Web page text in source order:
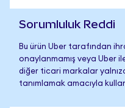
Sorumluluk Reddi
Bu ürün Uber tarafından
onaylanmamış veya Uber
diğer ticari markalar
tanımlamak amacıyla